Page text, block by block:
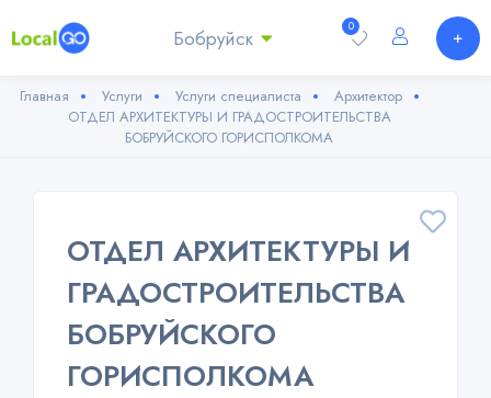
0
Бобруйск
Главная Услуги Услуги специалиста
Архитектор
ОТДЕЛ АРХИТЕКТУРЫ И ГРАДОСТРОИТЕЛЬСТВА
БОБРУЙСКОГО ГОРИСПОЛКОМА
ОТДЕЛ АРХИТЕКТУРЫ И
ГРАДОСТРОИТЕЛЬСТВА
БОБРУЙСКОГО
ГОРИСПОЛКОМА